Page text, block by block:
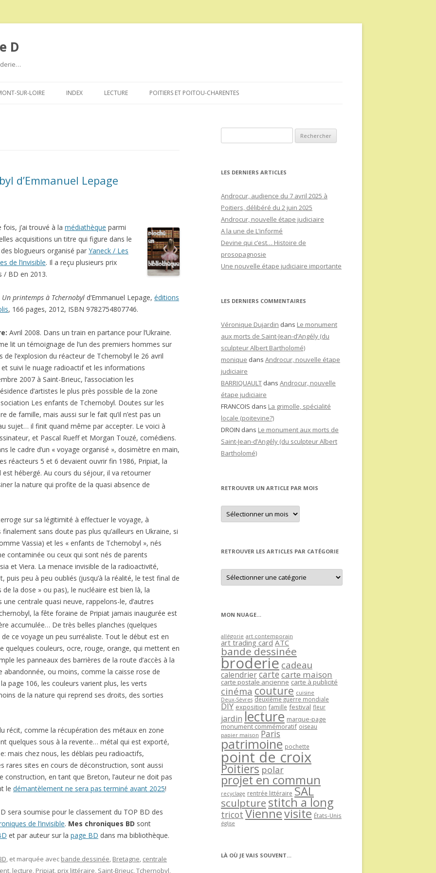
D
au
SUR-LOIRE INDEX LECTURE POITIERS ET POITOU-CHARENTES
d’Emmanuel Lepage
fois, j’ai trouvé à la médiathèque parmi
acquisitions un titre qui figure dans le
blogueurs organisé par Yaneck / Les
de l’invisible. Il a reçu plusieurs prix
/ BD en 2013.
Un printemps à Tchernobyl d’Emmanuel Lepage, éditions
, 166 pages, 2012, ISBN 9782754807746.
Avril 2008. Dans un train en partance pour l’Ukraine.
lit un témoignage de l’un des premiers hommes sur
de l’explosion du réacteur de Tchernobyl le 26 avril
suivi le nuage radioactif et les informations
2007 à Saint-Brieuc, l’association les
d’artistes le plus près possible de la zone
Les enfants de Tchernobyl. Doutes sur les
de famille, mais aussi sur le fait qu’il n’est pas un
sujet… il finit quand même par accepter. Le voici à
et Pascal Rueff et Morgan Touzé, comédiens.
le cadre d’un « voyage organisé », dosimètre en main,
réacteurs 5 et 6 devaient ouvrir fin 1986, Pripiat, la
hébergé. Au cours du séjour, il va retourner
la nature qui profite de la quasi absence de
sur sa légitimité à effectuer le voyage, à
sans doute pas plus qu’ailleurs en Ukraine, si
Vassia) et les « enfants de Tchernobyl », nés
contaminée ou ceux qui sont nés de parents
et Viera. La menace invisible de la radioactivité,
puis peu à peu oubliés (jusqu’à la réalité, le test final de
la dose » ou pas), le nucléaire est bien là, la
centrale quasi neuve, rappelons-le, d’autres
la fête foraine de Pripiat jamais inaugurée est
accumulée… De très belles planches (quelques
ce voyage un peu surréaliste. Tout le début est en
quelques couleurs, ocre, rouge, orange, qui mettent en
les panneaux des barrières de la route d’accès à la
ou moins, comme la caisse rose de
page 106, les couleurs varient plus, les verts
de la nature qui reprend ses droits, des sorties
récit, comme la récupération des métaux en zone
quelques sous à la revente… métal qui est exporté,
mais chez nous, les déblais peu radioactifs,
rares sites en cours de déconstruction, sont aussi
construction, en tant que Breton, l’auteur ne doit pas
le démantèlement ne sera pas terminé avant 2025!
sera soumise pour le classement du TOP BD des
de l’invisible. Mes chroniques BD sont
et par auteur sur la page BD dans ma bibliothèque.
, et marquée avec bande dessinée, Bretagne, centrale
, lecture, Pripiat, prix littéraire, Saint-Brieuc,Tchernobyl,
LES DERNIERS ARTICLES
Androcur, audience du 7 avril 2025 à
Poitiers, délibéré du 2 juin 2025
Androcur, nouvelle étape judiciaire
A la une de L’informé
Devine qui c’est… Histoire de
prosopagnosie
Une nouvelle étape judiciaire importante
LES DERNIERS COMMENTAIRES
Véronique Dujardin dans Le monument
aux morts de Saint-Jean-d’Angély (du
sculpteur Albert Bartholomé)
monique dans Androcur, nouvelle étape
judiciaire
BARRIQUAULT dans Androcur, nouvelle
étape judiciaire
FRANCOIS dans La grimolle, spécialité
locale (poitevine?)
DROIN dans Le monument aux morts de
Saint-Jean-d’Angély (du sculpteur Albert
Bartholomé)
RETROUVER UN ARTICLE PAR MOIS
Retrouver
un
article
RETROUVER LES ARTICLES PAR CATÉGORIE
Retrouver
les
articles
MON NUAGE…
allégorie art contemporain
art trading card ATC
bande dessinée
broderie cadeau
calendriercartecarte maison
carte postale ancienne carte à publicité
cinéma couture cuisine
Deux-Sèvres deuxième guerre mondiale
DIY exposition famille festival fleur
jardin lecture marque-page
monument commémoratif oiseau
papier maison Paris
patrimoine pochette
point de croix
Poitiers polar
projet en commun
recyclage rentrée littéraire SAL
sculpture stitch a long
tricot Viennevisite États-Unis
église
LÀ OÙ JE VAIS SOUVENT…